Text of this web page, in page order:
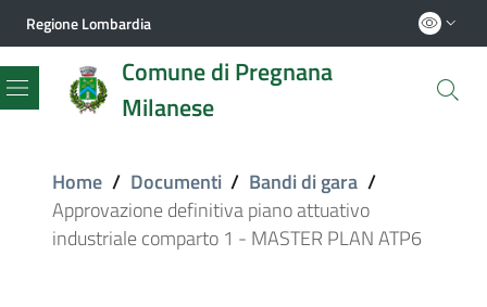
Regione Lombardia
Comune di Pregnana
Milanese
Menu
Home / Documenti / Bandi di gara /
Approvazione definitiva piano attuativo
industriale comparto 1 - MASTER PLAN ATP6